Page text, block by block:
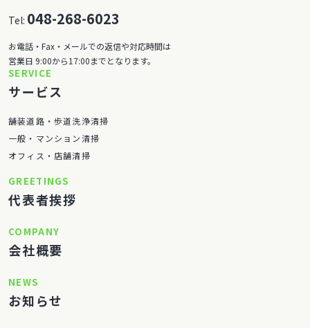
Tel: 048-268-6023
お電話・Fax・メールでの返信や対応時間は
営業日 9:00から17:00までとなります。
SERVICE
サービス
舗装道路・歩道洗浄清掃
一般・マンション清掃
オフィス・店舗清掃
GREETINGS
代表者挨拶
COMPANY
会社概要
NEWS
お知らせ